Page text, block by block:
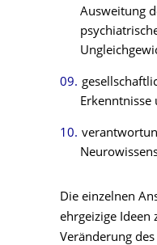
Ausweitung
Erkenntnisse
Die einzelnen
ehrgeizige Ideen
Veränderung